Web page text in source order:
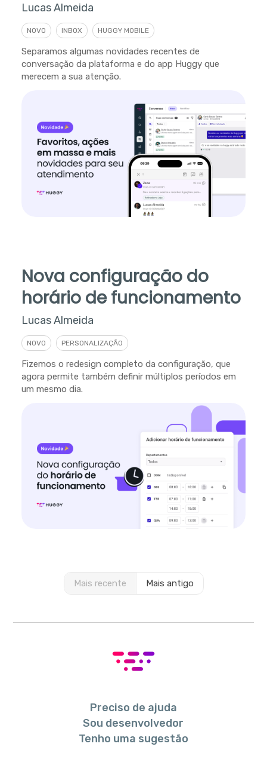
Lucas Almeida
NOVO INBOX HUGGY MOBILE
Separamos algumas novidades recentes de
conversação da plataforma e do app Huggy que
merecem a sua atenção.
Nova configuração do
horário de funcionamento
Lucas Almeida
NOVO PERSONALIZAÇÃO
Fizemos o redesign completo da configuração, que
agora permite também definir múltiplos períodos em
um mesmo dia.
Mais recente Mais antigo
Preciso de ajuda
Sou desenvolvedor
Tenho uma sugestão